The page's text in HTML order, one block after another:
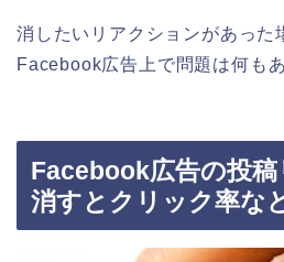
消したいリアクションがあった
Facebook広告上で問題は何も
Facebook広告の投
消すとクリック率な